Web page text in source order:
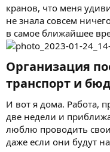
кранов, что меня
не знала совсем
в самое ближайшее
Организация
транспорт и
И вот я дома. Работа,
две недели и
люблю проводить
даже если они будут